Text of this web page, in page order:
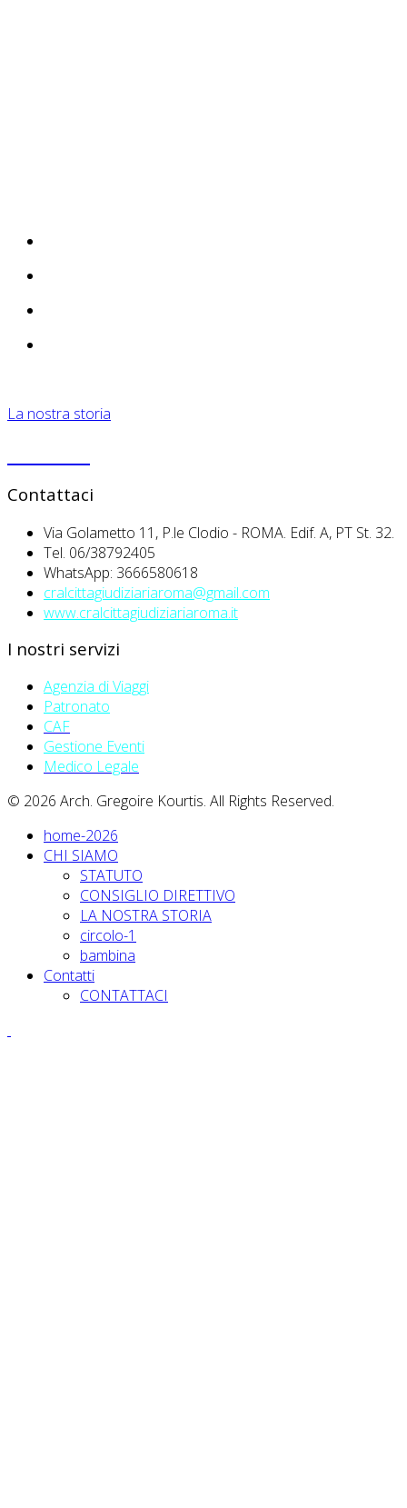
La nostra storia
Contattaci
Via Golametto 11, P.le Clodio - ROMA. Edif. A, PT St. 32.
Tel. 06/38792405
WhatsApp: 3666580618
cralcittagiudiziariaroma@gmail.com
www.cralcittagiudiziariaroma.it
I nostri servizi
Agenzia di Viaggi
Patronato
CAF
Gestione Eventi
Medico Legale
© 2026 Arch. Gregoire Kourtis. All Rights Reserved.
home-2026
CHI SIAMO
STATUTO
CONSIGLIO DIRETTIVO
LA NOSTRA STORIA
circolo-1
bambina
Contatti
CONTATTACI